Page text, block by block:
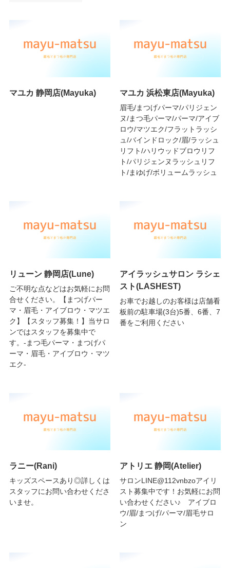
マユカ 静岡店(Mayuka) マユカ 浜松東店(Mayuka)
眉毛/まつげパーマ/パリジェン
ヌ/まつ毛パーマ/パーマ/アイブ
ロウ/マツエク/フラットラッシ
ュ/バインドロック/眉/ラッシュ
リフト/ハリウッドブロウリフ
ト/パリジェンヌラッシュリフ
ト/まゆげ/ボリュームラッシュ
リューン 静岡店(Lune)
ご不明な点などはお気軽にお問
合せください。【まつげパー
マ・眉毛・アイブロウ・マツエ
ク】【スタッフ募集！】当サロ
ンではスタッフを募集中で
す。-まつ毛パーマ・まつげパ
ーマ・眉毛・アイブロウ・マツ
エク-
アイラッシュサロン ラシェ
スト(LASHEST)
お車でお越しのお客様は店舗看
板前の駐車場(3台)5番、6番、7
番をご利用ください
ラニー(Rani)
キッズスペースあり◎詳しくは
スタッフにお問い合わせくださ
いませ。
アトリエ 静岡(Atelier)
サロンLINE@112vnbzoアイリ
スト募集中です！お気軽にお問
い合わせください♪ アイブロ
ウ/眉/まつげ/パーマ/眉毛サロ
ン